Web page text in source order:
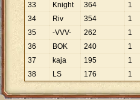
33
Knight 364 1
34
Riv 354 1
35
-VVV- 262 1
36
BOK 240 1
37
kaja 195 1
38
LS 176 1